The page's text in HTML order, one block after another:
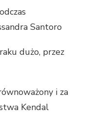
Santoro
dużo, przez
i za
Kendal